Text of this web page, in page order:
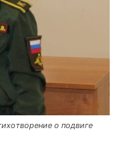
о подвиге